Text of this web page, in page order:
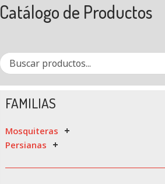
Catálogo de Productos
FAMILIAS
Mosquiteras
Persianas